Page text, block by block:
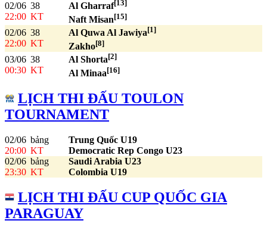
02/06
22:00
38
KT
Al Gharraf[13]
Naft Misan[15]
02/06
22:00
38
KT
Al Quwa Al Jawiya[1]
Zakho[8]
03/06
00:30
38
KT
Al Shorta[2]
Al Minaa[16]
LỊCH THI ĐẤU TOULON
TOURNAMENT
02/06
20:00
bảng
KT
Trung Quốc U19
Democratic Rep Congo U23
02/06
23:30
bảng
KT
Saudi Arabia U23
Colombia U19
LỊCH THI ĐẤU CUP QUỐC GIA
PARAGUAY